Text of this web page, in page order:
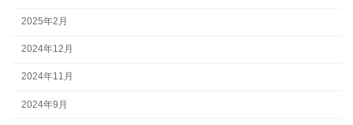
2025年2月
2024年12月
2024年11月
2024年9月